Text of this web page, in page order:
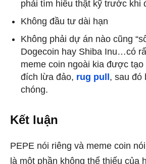
phải tìm hiểu thật kỹ trước khi
Không đầu tư dài hạn
Không phải dự án nào cũng
Dogecoin hay Shiba Inu…có
meme coin ngoài kia được
đích lừa đảo, rug pull, sau đó
chóng.
Kết luận
PEPE nói riêng và meme coin
là một phần không thể thiếu của